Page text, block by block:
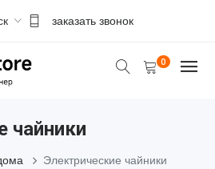
заказать звонок
0
чайники
Электрические чайники